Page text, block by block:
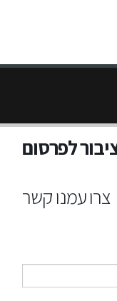
לפרסום
צרו עמנו קשר